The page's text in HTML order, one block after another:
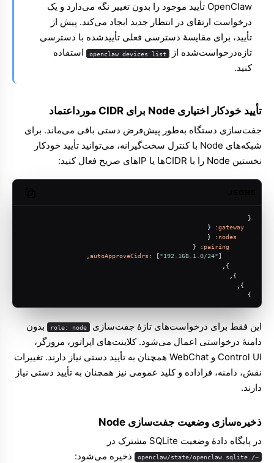
OpenClaw تأیید موجود را بدون تغییر نگه می‌دارد و یک
درخواست ارتقای در انتظار جدید ایجاد می‌کند. پیش از
تأیید، برای مقایسهٔ دسترسی فعلی تأییدشده با دسترسی
تازه‌درخواست‌شده از
openclaw devices list استفاده
کنید.
تأیید خودکار اختیاری Node برای CIDR مورداعتماد
جفت‌سازی دستگاه به‌طور پیش‌فرض دستی باقی می‌ماند. برای
شبکه‌های Node با کنترل سخت‌گیرانه، می‌توانید تأیید خودکار
نخستین Node را با CIDRها یا IPهای صریح فعال کنید:
{
gateway
: {
nodes
: {
pairing
: {
autoApproveCidrs : ["192.168.1.0/24"],
}
این فقط برای درخواست‌های تازهٔ جفت‌سازی role: node بدون
دامنهٔ درخواستی اعمال می‌شود. کلاینت‌های اپراتور، مرورگر،
Control UI و WebChat همچنان به تأیید دستی نیاز دارند. تغییرات
نقش، دامنه، فراداده و کلید عمومی نیز همچنان به تأیید دستی نیاز
دارند.
ذخیره‌سازی وضعیت جفت‌سازی Node
در پایگاه دادهٔ وضعیت SQLite مشترک در
~/.openclaw/state/openclaw.sqlite ذخیره می‌شود: